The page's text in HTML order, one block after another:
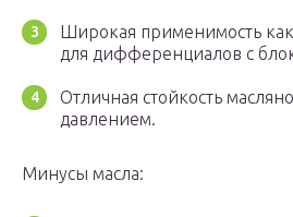
Широкая применимость
для дифференциалов с
Отличная стойкость
давлением.
Минусы масла: